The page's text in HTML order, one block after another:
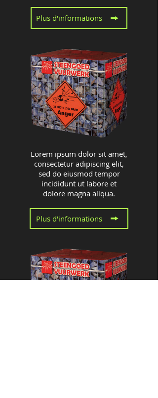
Plus d'informations
Lorem ipsum dolor sit amet,
consectetur adipiscing elit,
sed do eiusmod tempor
incididunt ut labore et
dolore magna aliqua.
Plus d'informations